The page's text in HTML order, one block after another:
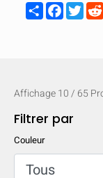
Share
Affichage10/ 65
Filtrer par
Couleur